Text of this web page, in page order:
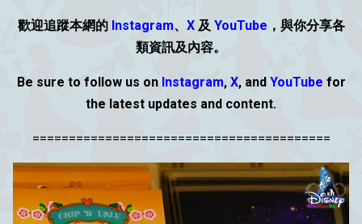
歡迎追蹤本網的 Instagram、 X及 YouTube ，與你分享各
類資訊及內容。
Be sure to follow us on Instagram, X, and YouTube for
the latest updates and content.
=========================================